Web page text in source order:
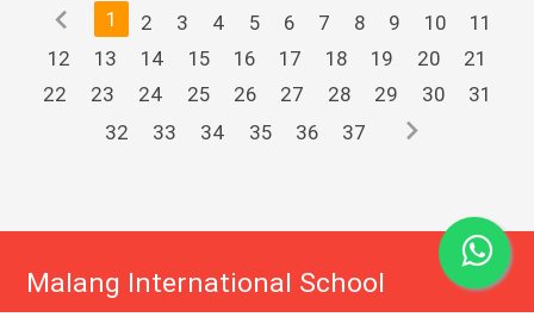
chevron_left 1 2 3 4 5 6 7 8 9 10
11
12
13 14 15 16 17 18 19 20
21
22
23 24 25 26 27 28 29 30
31
32
33 34 35 36 37 chevron_right
Malang International School